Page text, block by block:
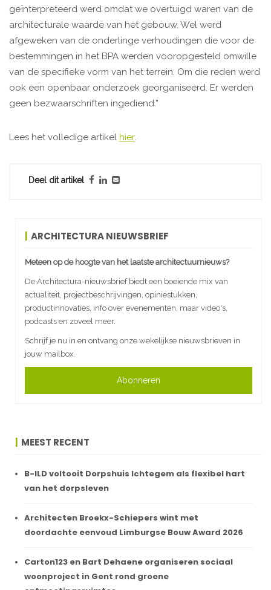
geïnterpreteerd werd omdat we overtuigd waren van de
architecturale waarde van het gebouw. Wel werd
afgeweken van de onderlinge verhoudingen die voor de
bestemmingen in het BPA werden vooropgesteld omwille
van de specifieke vorm van het terrein. Om die reden werd
ook een openbaar onderzoek georganiseerd. Er werden
geen bezwaarschriften ingediend.”
Lees het volledige artikel hier.
Deel dit artikel
ARCHITECTURA NIEUWSBRIEF
Meteen op de hoogte van het laatste architectuurnieuws?
De Architectura-nieuwsbrief biedt een boeiende mix van
actualiteit, projectbeschrijvingen, opiniestukken,
productinnovaties, info over evenementen, maar video's,
podcasts en zoveel meer.
Schrijf je nu in en ontvang onze wekelijkse nieuwsbrieven in
jouw mailbox.
Abonneren
MEEST RECENT
B-ILD voltooit Dorpshuis Ichtegem als flexibel hart
van het dorpsleven
Architecten Broekx-Schiepers wint met
doordachte eenvoud Limburgse Bouw Award 2026
Carton123 en Bart Dehaene organiseren sociaal
woonproject in Gent rond groene